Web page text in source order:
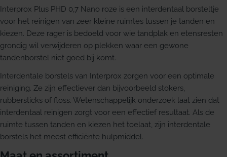
Interprox Plus PHD 0,7 Nano roze is een interdentaal borsteltje
voor het reinigen van zeer kleine ruimtes tussen je tanden en
kiezen. Deze rager is bedoeld voor wie tandplak en etensresten
grondig wil verwijderen op plekken waar een gewone
tandenborstel niet goed bij komt.
Interdentale borstels van Interprox zorgen voor een optimale
reiniging. Ze zijn effectiever dan bijvoorbeeld stokers,
rubbersticks of floss. Wetenschappelijk onderzoek laat zien dat
interdentaal reinigen zorgt voor een effectief resultaat. Als de
ruimte tussen tanden en kiezen het toelaat, zijn interdentale
borstels het meest efficiënte hulpmiddel.